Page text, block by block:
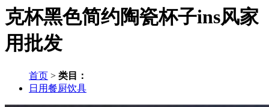
克杯黑色简约陶瓷杯子ins风家
用批发
首页 > 类目：
日用餐厨饮具